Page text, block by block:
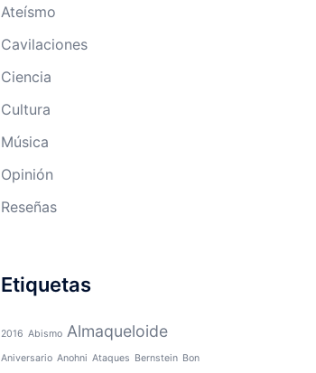
Ateísmo
Cavilaciones
Ciencia
Cultura
Música
Opinión
Reseñas
Etiquetas
2016 Abismo Almaqueloide
Aniversario Anohni Ataques Bernstein Bon